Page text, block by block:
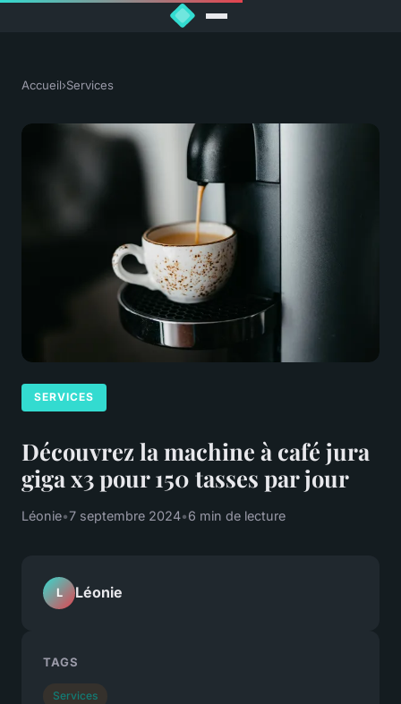
Accueil›Services
SERVICES
Découvrez la machine à café jura
giga x3 pour 150 tasses par jour
Léonie•7 septembre 2024•6 min de lecture
L Léonie
TAGS
Services